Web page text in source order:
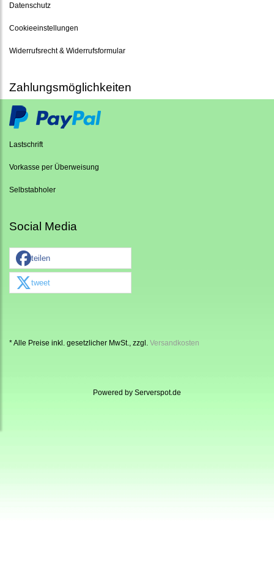
Datenschutz
Cookieeinstellungen
Widerrufsrecht & Widerrufsformular
Zahlungsmöglichkeiten
Lastschrift
Vorkasse per Überweisung
Selbstabholer
Social Media
teilen
tweet
* Alle Preise inkl. gesetzlicher MwSt., zzgl. Versandkosten
Powered by Serverspot.de